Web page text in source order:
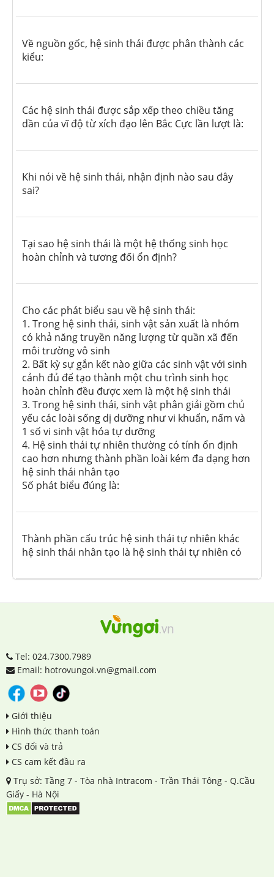
Về nguồn gốc, hệ sinh thái được phân thành các
kiểu:
Các hệ sinh thái được sắp xếp theo chiều tăng
dần của vĩ độ từ xích đạo lên Bắc Cực lần lượt là:
Khi nói về hệ sinh thái, nhận định nào sau đây
sai?
Tại sao hệ sinh thái là một hệ thống sinh học
hoàn chỉnh và tương đối ổn định?
Cho các phát biểu sau về hệ sinh thái:
1. Trong hệ sinh thái, sinh vật sản xuất là nhóm
có khả năng truyền năng lượng từ quần xã đến
môi trường vô sinh
2. Bất kỳ sự gắn kết nào giữa các sinh vật với sinh
cảnh đủ để tạo thành một chu trình sinh học
hoàn chỉnh đều được xem là một hệ sinh thái
3. Trong hệ sinh thái, sinh vật phân giải gồm chủ
yếu các loài sống dị dưỡng như vi khuẩn, nấm và
1 số vi sinh vật hóa tự dưỡng
4. Hệ sinh thái tự nhiên thường có tính ổn định
cao hơn nhưng thành phần loài kém đa dạng hơn
hệ sinh thái nhân tạo
Số phát biểu đúng là:
Thành phần cấu trúc hệ sinh thái tự nhiên khác
hệ sinh thái nhân tạo là hệ sinh thái tự nhiên có
Tel: 024.7300.7989
Email: hotrovungoi.vn@gmail.com
Giới thiệu
Hình thức thanh toán
CS đổi và trả
CS cam kết đầu ra
Trụ sở: Tầng 7 - Tòa nhà Intracom - Trần Thái Tông - Q.Cầu
Giấy - Hà Nội